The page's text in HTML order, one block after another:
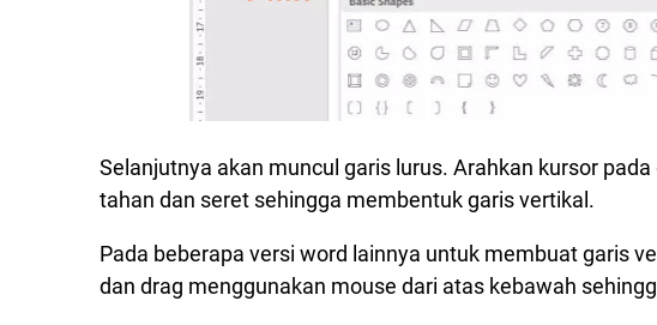
Selanjutnya akan muncul garis lurus. Arahkan kursor
tahan dan seret sehingga membentuk garis vertikal.
Pada beberapa versi word lainnya untuk membuat garis
dan drag menggunakan mouse dari atas kebawah